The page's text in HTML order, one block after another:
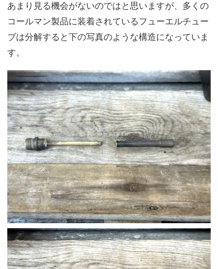
あまり見る機会がないのではと思いますが、多くの
コールマン製品に装着されているフューエルチュー
ブは分解すると下の写真のような構造になっていま
す。